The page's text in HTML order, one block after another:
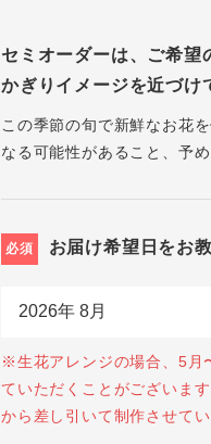
セミオーダーは、ご希望
かぎりイメージを近づけ
この季節の旬で新鮮なお花
なる可能性があること、予
必須 お届け希望日をお
※生花アレンジの場合、5月
ていただくことがございま
から差し引いて制作させてい